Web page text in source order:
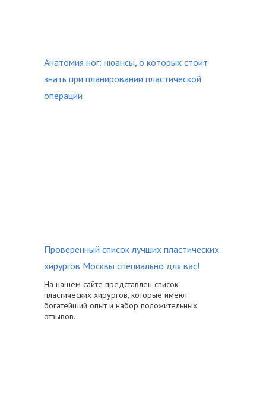
Анатомия ног: нюансы, о которых стоит
знать при планировании пластической
операции
Проверенный список лучших пластических
хирургов Москвы специально для вас!
На нашем сайте представлен список
пластических хирургов, которые имеют
богатейший опыт и набор положительных
отзывов.